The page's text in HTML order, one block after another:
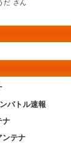
だ さん
バトル速報
ナ
ンテナ